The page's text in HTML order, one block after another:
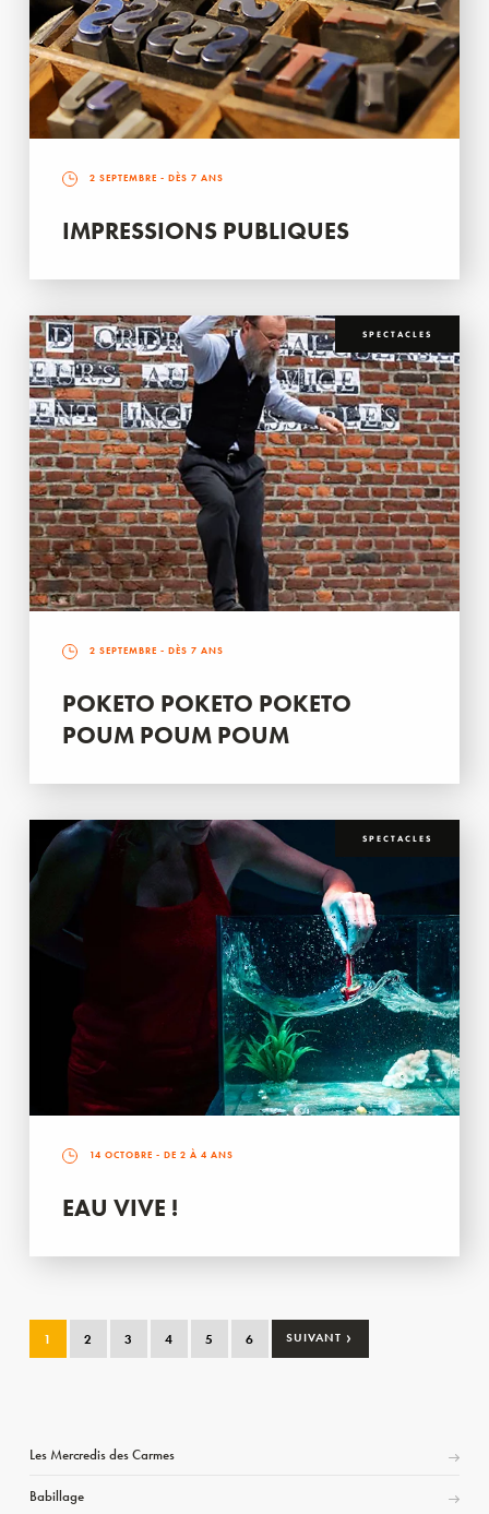
2 SEPTEMBRE - DÈS 7 ANS
IMPRESSIONS PUBLIQUES
SPECTACLES
2 SEPTEMBRE - DÈS 7 ANS
POKETO POKETO POKETO
POUM POUM POUM
SPECTACLES
14 OCTOBRE - DE 2 À 4 ANS
EAU VIVE !
1 2 3 4 5 6 SUIVANT ›
Les Mercredis des Carmes
Babillage